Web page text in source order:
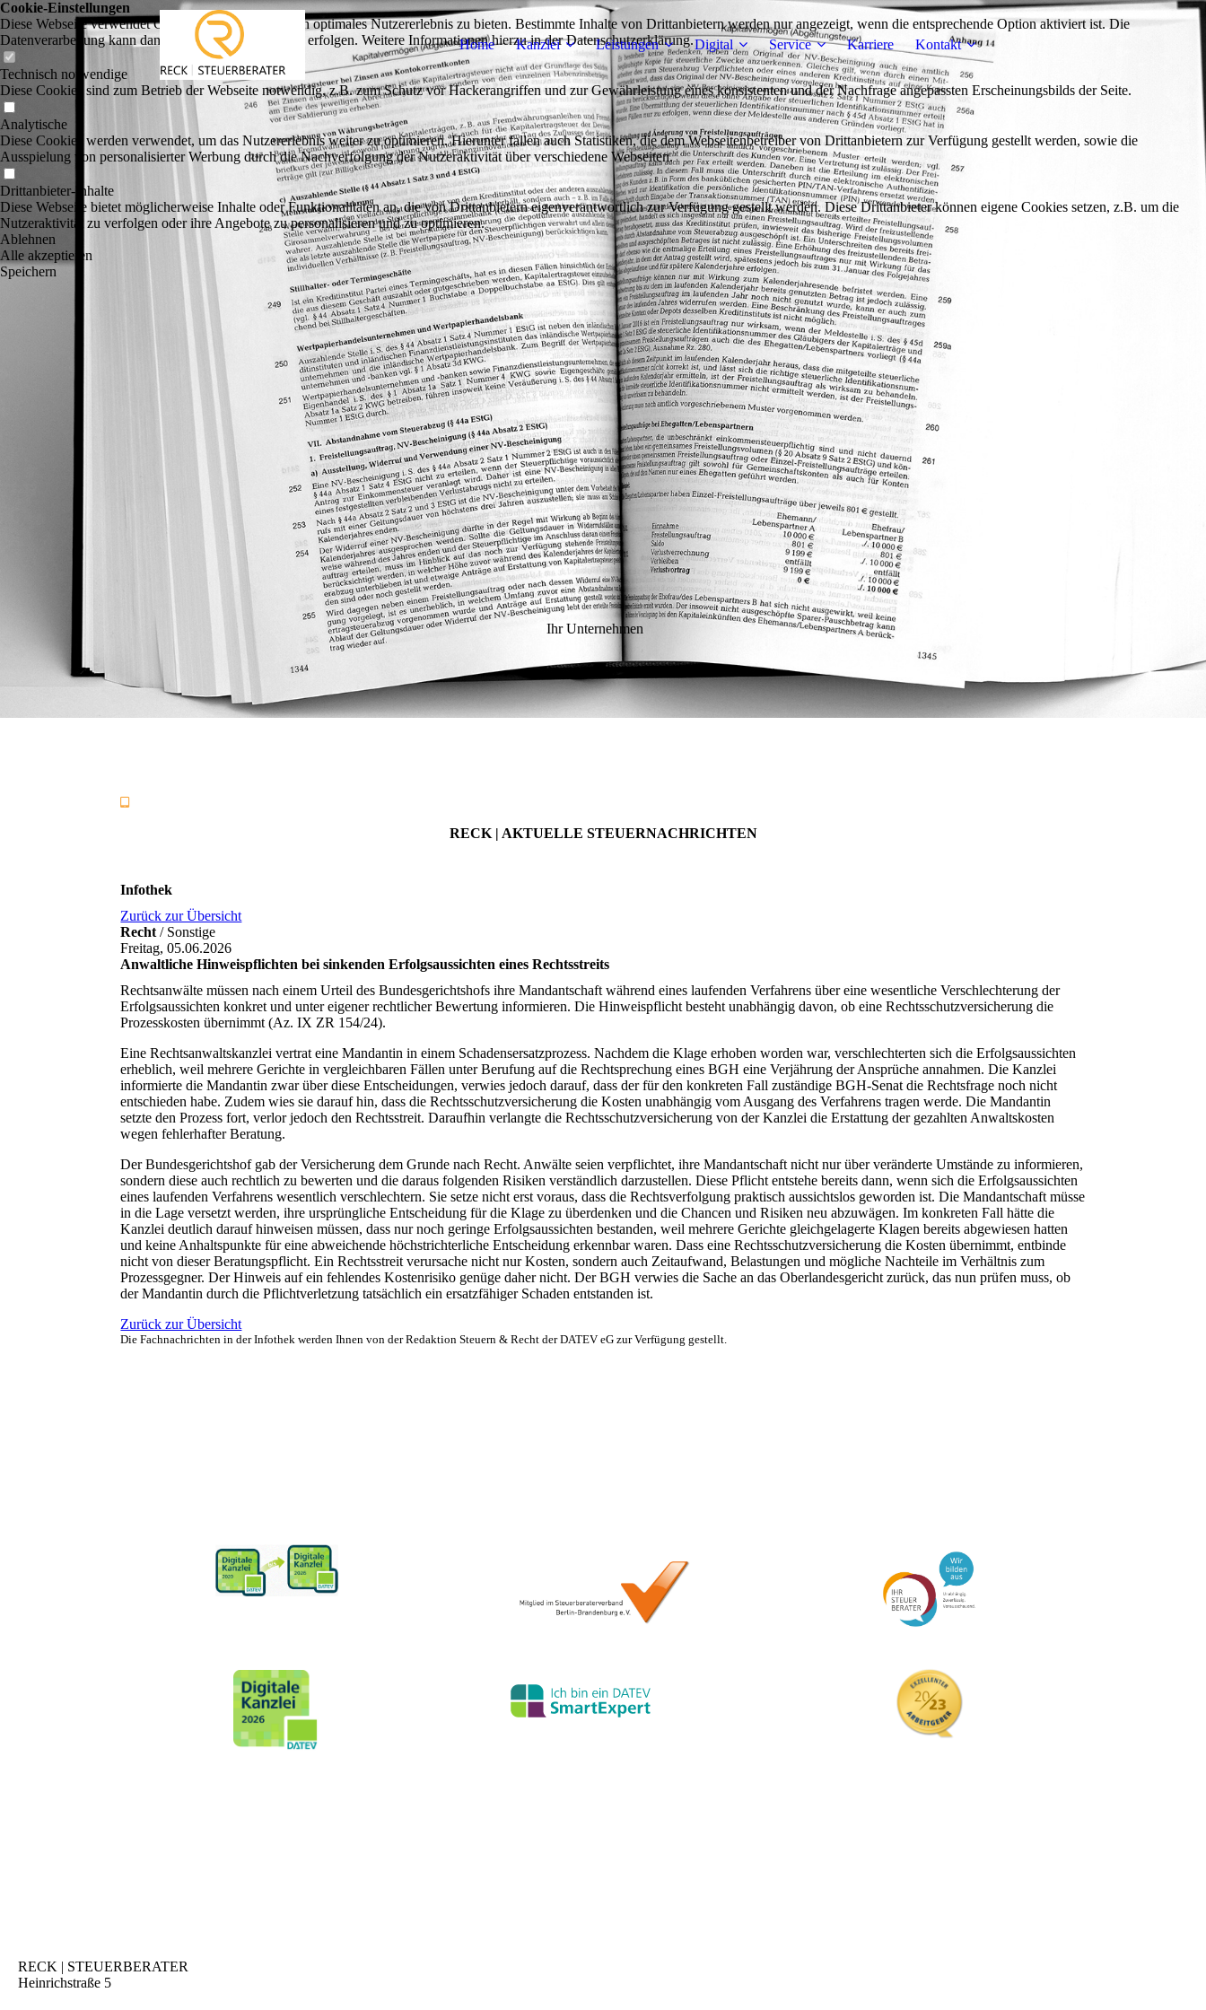
Home Kanzlei Leistungen Digital Service Karriere Kontakt
Ihr Unternehmen
RECK | AKTUELLE STEUERNACHRICHTEN
Infothek
Zurück zur Übersicht
Recht / Sonstige
Freitag, 05.06.2026
Anwaltliche Hinweispflichten bei sinkenden Erfolgsaussichten eines Rechtsstreits
Rechtsanwälte müssen nach einem Urteil des Bundesgerichtshofs ihre Mandantschaft während eines laufenden Verfahrens über eine wesentliche Verschlechterung der
Erfolgsaussichten konkret und unter eigener rechtlicher Bewertung informieren. Die Hinweispflicht besteht unabhängig davon, ob eine Rechtsschutzversicherung die
Prozesskosten übernimmt (Az. IX ZR 154/24).
Eine Rechtsanwaltskanzlei vertrat eine Mandantin in einem Schadensersatzprozess. Nachdem die Klage erhoben worden war, verschlechterten sich die Erfolgsaussichten
erheblich, weil mehrere Gerichte in vergleichbaren Fällen unter Berufung auf die Rechtsprechung einesBGH eine Verjährung der Ansprüche annahmen. Die Kanzlei
informierte die Mandantin zwar über diese Entscheidungen, verwies jedoch darauf, dass der für den konkreten Fall zuständigeBGH-Senat die Rechtsfrage noch nicht
entschieden habe. Zudem wies sie darauf hin, dass die Rechtsschutzversicherung die Kosten unabhängig vom Ausgang des Verfahrens tragen werde. Die Mandantin
setzte den Prozess fort, verlor jedoch den Rechtsstreit. Daraufhin verlangte die Rechtsschutzversicherung von der Kanzlei die Erstattung der gezahlten Anwaltskosten
wegen fehlerhafter Beratung.
Der Bundesgerichtshof gab der Versicherung dem Grunde nach Recht. Anwälte seien verpflichtet, ihre Mandantschaft nicht nur über veränderte Umstände zu informieren,
sondern diese auch rechtlich zu bewerten und die daraus folgenden Risiken verständlich darzustellen. Diese Pflicht entstehe bereits dann, wenn sich die Erfolgsaussichten
eines laufenden Verfahrens wesentlich verschlechtern. Sie setze nicht erst voraus, dass die Rechtsverfolgung praktisch aussichtslos geworden ist. Die Mandantschaft müsse
in die Lage versetzt werden, ihre ursprüngliche Entscheidung für die Klage zu überdenken und die Chancen und Risiken neu abzuwägen. Im konkreten Fall hätte die
Kanzlei deutlich darauf hinweisen müssen, dass nur noch geringe Erfolgsaussichten bestanden, weil mehrere Gerichte gleichgelagerte Klagen bereits abgewiesen hatten
und keine Anhaltspunkte für eine abweichende höchstrichterliche Entscheidung erkennbar waren. Dass eine Rechtsschutzversicherung die Kosten übernimmt, entbinde
nicht von dieser Beratungspflicht. Ein Rechtsstreit verursache nicht nur Kosten, sondern auch Zeitaufwand, Belastungen und mögliche Nachteile im Verhältnis zum
Prozessgegner. Der Hinweis auf ein fehlendes Kostenrisiko genüge daher nicht. DerBGH verwies die Sache an das Oberlandesgericht zurück, das nun prüfen muss, ob
der Mandantin durch die Pflichtverletzung tatsächlich ein ersatzfähiger Schaden entstanden ist.
Zurück zur Übersicht
Die Fachnachrichten in der Infothek werden Ihnen von der Redaktion Steuern & Recht der DATEV eG zur Verfügung gestellt.
RECK | STEUERBERATER
Heinrichstraße 5
Cookie-Einstellungen
Diese Webseite verwendet Cookies, um Besuchern ein optimales Nutzererlebnis zu bieten. Bestimmte Inhalte von Drittanbietern werden nur angezeigt, wenn die entsprechende Option aktiviert ist. Die
Datenverarbeitung kann dann auch in einem Drittland erfolgen. Weitere Informationen hierzu in der Datenschutzerklärung.
Technisch notwendige
Diese Cookies sind zum Betrieb der Webseite notwendig, z.B. zum Schutz vor Hackerangriffen und zur Gewährleistung eines konsistenten und der Nachfrage angepassten Erscheinungsbilds der Seite.
Analytische
Diese Cookies werden verwendet, um das Nutzererlebnis weiter zu optimieren. Hierunter fallen auch Statistiken, die dem Webseitenbetreiber von Drittanbietern zur Verfügung gestellt werden, sowie die
Ausspielung von personalisierter Werbung durch die Nachverfolgung der Nutzeraktivität über verschiedene Webseiten.
Drittanbieter-Inhalte
Diese Webseite bietet möglicherweise Inhalte oder Funktionalitäten an, die von Drittanbietern eigenverantwortlich zur Verfügung gestellt werden. Diese Drittanbieter können eigene Cookies setzen, z.B. um die
Nutzeraktivität zu verfolgen oder ihre Angebote zu personalisieren und zu optimieren.
Ablehnen
Alle akzeptieren
Speichern